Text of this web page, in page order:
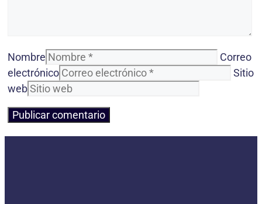
Nombre
Correo
electrónico
Sitio
web